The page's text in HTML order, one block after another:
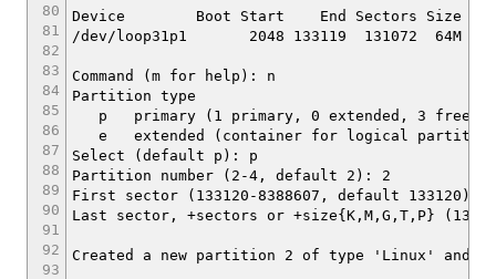
80
81
82
83
84
85
86
87
88
89
90
91
92
93
Device Boot Start End Sectors Size Id
/dev/loop31p1 2048 133119 131072 64M c
Command (m for help): n
Partition type
p primary (1 primary, 0 extended, 3 free)
e extended (container for logical
Select (default p): p
Partition number (2-4, default 2): 2
First sector (133120-8388607, default 133120):
Last sector, +sectors or +size{K,M,G,T,P}
Created a new partition 2 of type 'Linux' and